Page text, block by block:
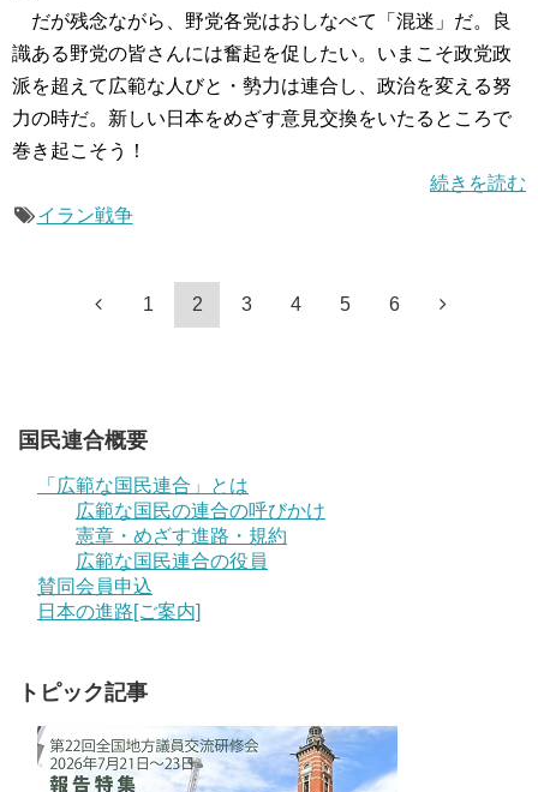
だが残念ながら、野党各党はおしなべて「混迷」だ。良
識ある野党の皆さんには奮起を促したい。いまこそ政党政
派を超えて広範な人びと・勢力は連合し、政治を変える努
力の時だ。新しい日本をめざす意見交換をいたるところで
巻き起こそう！
続きを読む
イラン戦争
1 2 3 4 5 6
国民連合概要
「広範な国民連合」とは
広範な国民の連合の呼びかけ
憲章・めざす進路・規約
広範な国民連合の役員
賛同会員申込
日本の進路[ご案内]
トピック記事